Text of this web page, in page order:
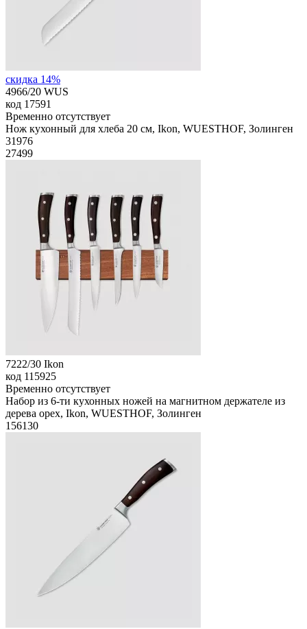
скидка 14%
4966/20 WUS
код 17591
Временно отсутствует
Нож кухонный для хлеба 20 см, Ikon, WUESTHOF, Золинген
31976
27499
7222/30 Ikon
код 115925
Временно отсутствует
Набор из 6-ти кухонных ножей на магнитном держателе из
дерева орех, Ikon, WUESTHOF, Золинген
156130